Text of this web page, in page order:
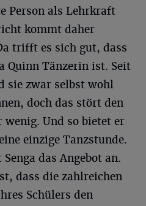
Person als Lehrkraft
kommt daher
trifft es sich gut, dass
Quinn Tänzerin ist. Seit
sie zwar selbst wohl
doch das stört den
Und so bietet er
einzige Tanzstunde.
das Angebot an.
dass die zahlreichen
Schülers den